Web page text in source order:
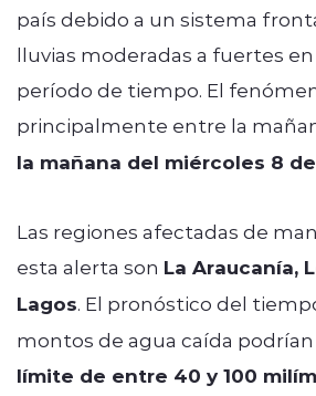
país debido a un sistema
lluvias moderadas a fuertes
período de tiempo. El
principalmente entre la
la mañana del miércoles 8
Las regiones afectadas de
esta alerta son La Araucanía,
Lagos. El pronóstico del
montos de agua caída
límite de entre 40 y 100